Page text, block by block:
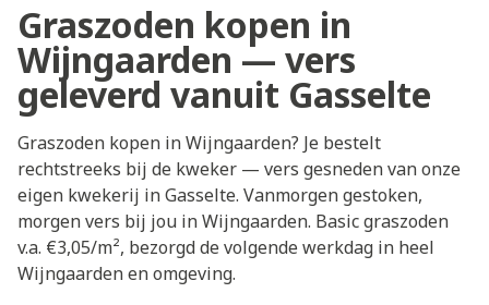
Graszoden kopen in
Wijngaarden — vers
geleverd vanuit Gasselte
Graszoden kopen in Wijngaarden? Je bestelt
rechtstreeks bij de kweker — vers gesneden van onze
eigen kwekerij in Gasselte. Vanmorgen gestoken,
morgen vers bij jou in Wijngaarden. Basic graszoden
v.a. €3,05/m², bezorgd de volgende werkdag in heel
Wijngaarden en omgeving.